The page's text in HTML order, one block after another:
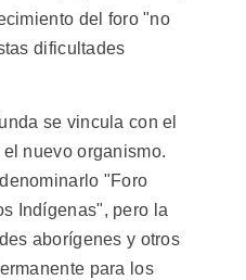
del foro "no
dificultades
se vincula con el
nuevo organismo.
"Foro
Indígenas", pero la
aborígenes y otros
para los